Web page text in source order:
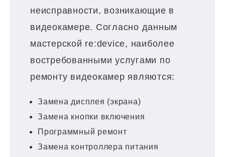
неисправности, возникающие в
видеокамере. Согласно данным
мастерской re:device, наиболее
востребованными услугами по
ремонту видеокамер являются:
Замена дисплея (экрана)
Замена кнопки включения
Программный ремонт
Замена контроллера питания